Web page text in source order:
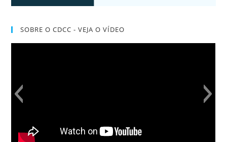
SOBRE O CDCC - VEJA O VÍDEO